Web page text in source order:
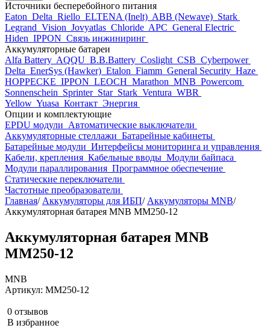
Источники бесперебойного питания
Eaton Delta Riello ELTENA (Inelt) ABB (Newave) Stark
Legrand Vision Jovyatlas Chloride APC General Electric
Hiden IPPON Связь инжиниринг
Аккумуляторные батареи
Alfa Battery AQQU B.B.Battery Coslight CSB Cyberpower
Delta EnerSys (Hawker) Etalon Fiamm General Security Haze
HOPPECKE IPPON LEOCH Marathon MNB Powercom
Sonnenschein Sprinter Star Stark Ventura WBR
Yellow Yuasa Контакт Энергия
Опции и комплектующие
EPDU модули Автоматические выключатели
Аккумуляторные стеллажи Батарейные кабинеты
Батарейные модули Интерфейсы мониторинга и управления
Кабели, крепления Кабельные вводы Модули байпаса
Модули параллирования Программное обеспечение
Статические переключатели
Частотные преобразователи
Главная/ Аккумуляторы для ИБП/ Аккумуляторы MNB/
Аккумуляторная батарея MNB MM250-12
Аккумуляторная батарея MNB
MM250-12
MNB
Артикул: MM250-12
0 отзывов
В избранное